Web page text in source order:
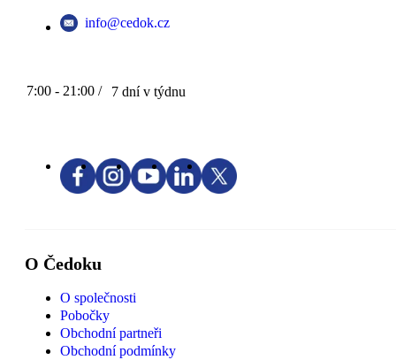
info@cedok.cz
7:00 - 21:00 / 7 dní v týdnu
O Čedoku
O společnosti
Pobočky
Obchodní partneři
Obchodní podmínky